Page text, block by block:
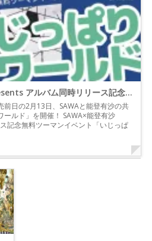
2.13 SAWA×能登有沙 presents アルバム同時リリース記念無料ツーマンイベント「いじっぱりワールド」
前日の2月13日、SAWAと能登有沙の共
ルド」を開催！ SAWA×能登有沙
記念無料ツーマンイベント「いじっぱ